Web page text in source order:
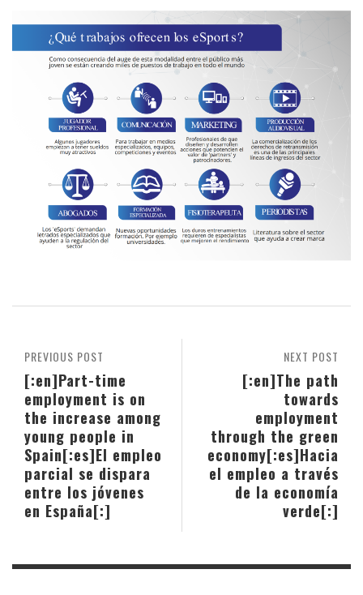
NEXT POST
[:en]The path
towards
employment
through the green
economy[:es]Hacia
el empleo a través
de la economía
verde[:]
PREVIOUS POST
[:en]Part-time
employment is on
the increase among
young people in
Spain[:es]El empleo
parcial se dispara
entre los jóvenes
en España[:]